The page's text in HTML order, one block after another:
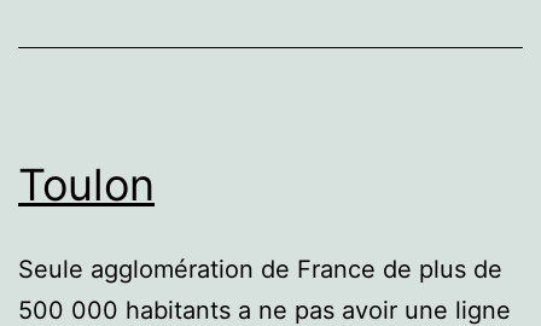
Toulon
Seule agglomération de France de plus de
500 000 habitants a ne pas avoir une ligne